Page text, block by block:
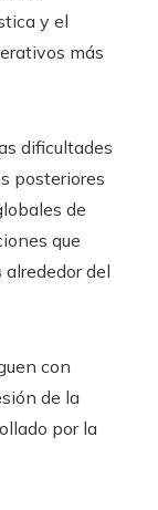
y el
más
dificultades
posteriores
de
que
del
con
de la
por la